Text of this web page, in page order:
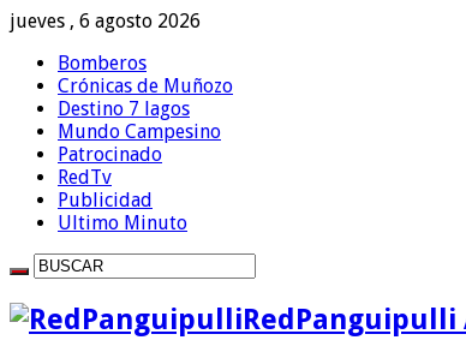
jueves , 6 agosto 2026
Bomberos
Crónicas de Muñozo
Destino 7 lagos
Mundo Campesino
Patrocinado
RedTv
Publicidad
Ultimo Minuto